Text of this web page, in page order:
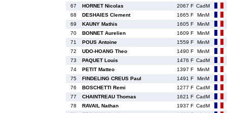
67
HORNET Nicolas 2067 F CadM
68
DESHAIES Clement 1665 F
MinM
69
KAUNY Mathis 1605 F
MinM
70
BONNET Aurelien 1609 F
MinM
71
POUS Antoine 1559 F
MinM
72
UDO-HOANG Theo 1490 F
MinM
73
PAQUET Louis 1476 F CadM
74
PETIT Matteo 1397 F
MinM
75
FINDELING CREUS Paul 1491 F
MinM
76
BOSCHETTI Remi 1277 F CadM
77
CHAINTREAU Thomas 1621 F CadM
78
RAVAIL Nathan 1937 F CadM